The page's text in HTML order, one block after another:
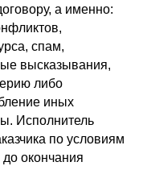
а именно:
спам,
высказывания,
либо
иных
Исполнитель
по условиям
окончания